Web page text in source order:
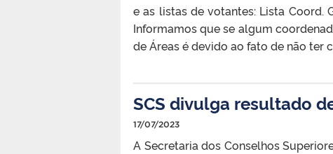
e as listas de votantes: Lista Coord.
Informamos que se algum
de Áreas é devido ao fato de não ter
SCS divulga resultado
17/07/2023
A Secretaria dos Conselhos